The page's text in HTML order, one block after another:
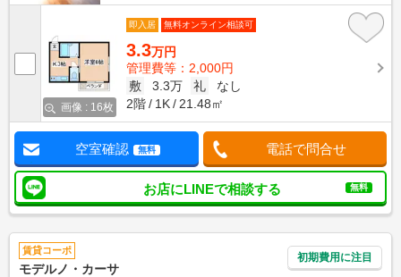
画像 : 16枚
即入居 無料オンライン相談可
3.3万円
管理費等：2,000円
敷
3.3万 礼
なし
2階
1K 21.48㎡
空室確認 無料 電話で問合せ
お店にLINEで相談する 無料
賃貸コーポ
モデルノ・カーサ
初期費用に注目